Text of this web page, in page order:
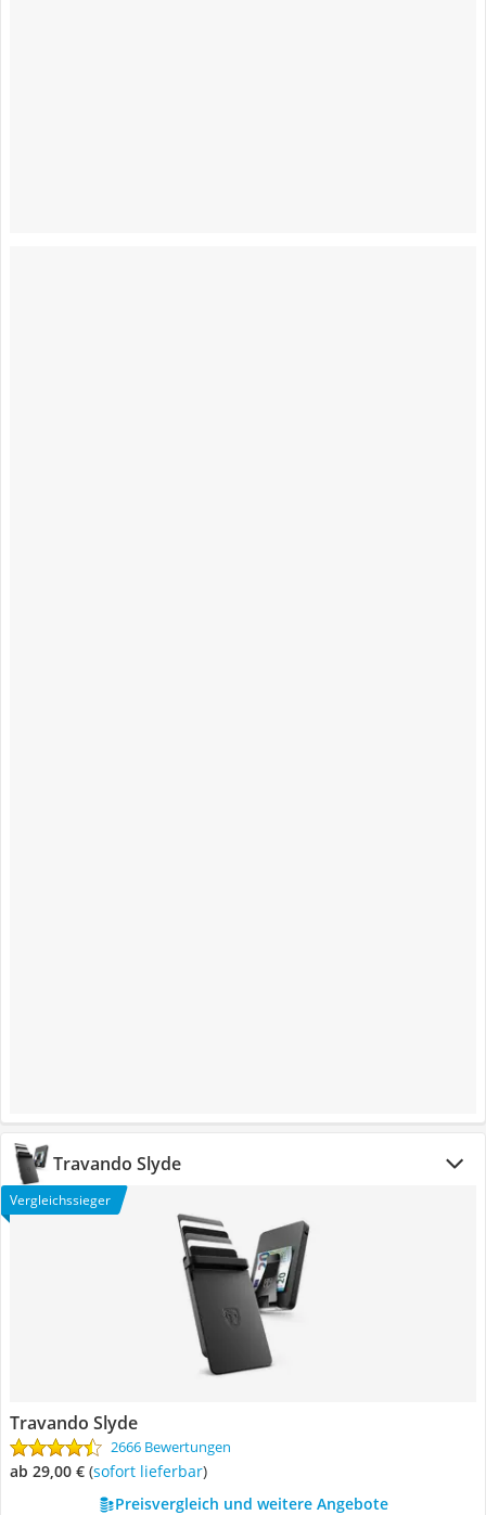
Travando Slyde
Vergleichssieger
Travando Slyde
2666 Bewertungen
ab 29,00 € ( Sofort lieferbar)
Preisvergleich und weitere Angebote